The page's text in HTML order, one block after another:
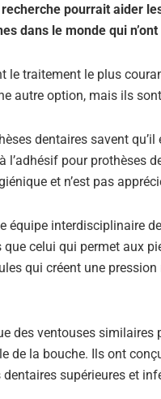
pourrait aider
dans le monde qui
le traitement le plus
autre option, mais ils
dentaires savent
l’adhésif pour prothèses
et n’est pas
équipe interdisciplinaire
celui qui permet aux
qui créent une
des ventouses
de la bouche. Ils ont
supérieures et